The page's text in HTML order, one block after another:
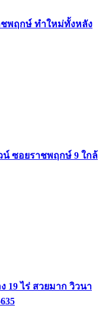
พฤกษ์ ทำใหม่ทั้งหลัง
น์ ซอยราชพฤกษ์ 9 ใกล้
19 ไร่ สวยมาก วิวนา